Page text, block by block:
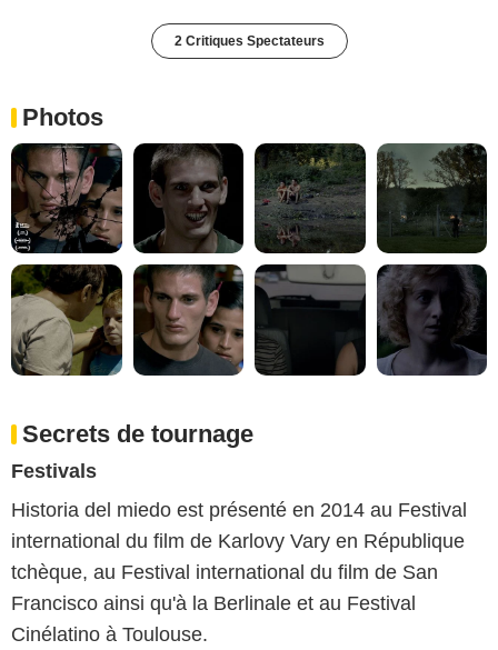
2 Critiques Spectateurs
Photos
Secrets de tournage
Festivals
Historia del miedo est présenté en 2014 au Festival
international du film de Karlovy Vary en République
tchèque, au Festival international du film de San
Francisco ainsi qu'à la Berlinale et au Festival
Cinélatino à Toulouse.